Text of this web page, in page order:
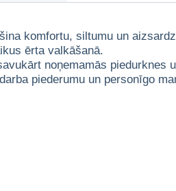
komfortu, siltumu un
ērta valkāšanā.
noņemamās piedurknes
piederumu un personīgo